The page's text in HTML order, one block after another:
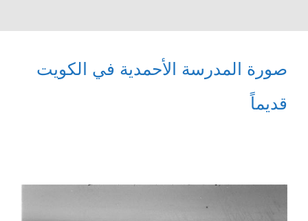
صورة المدرسة الأحمدية في الكويت
قديماً